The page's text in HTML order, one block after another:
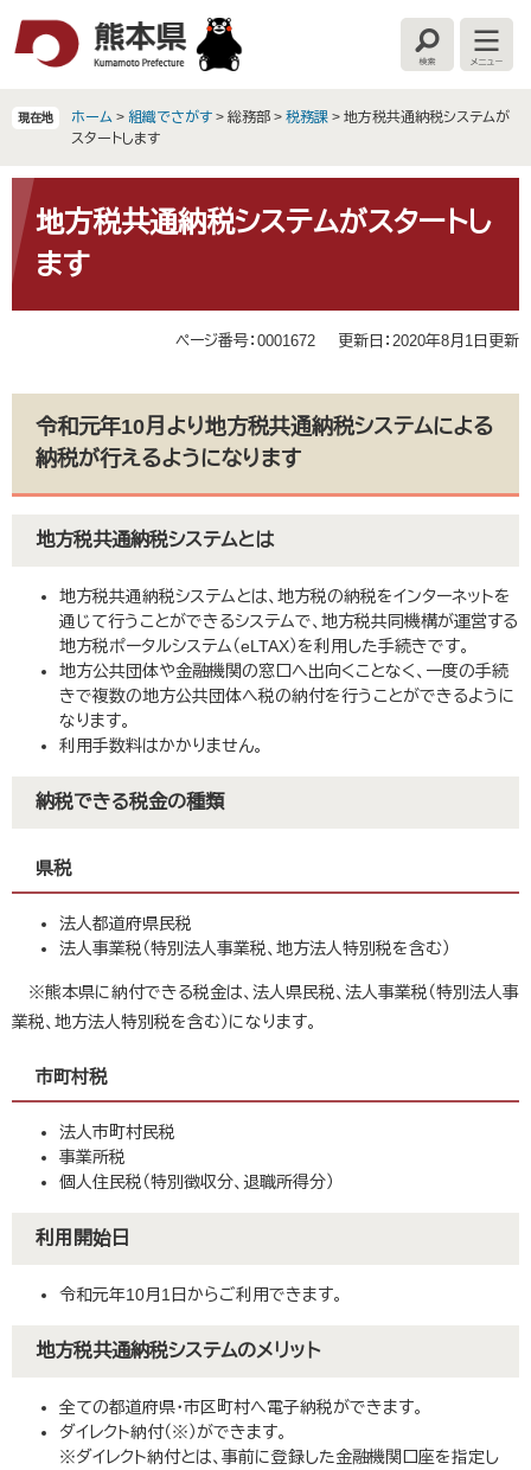
文
へ
検
索
メ
ニ
ー
現在地 ホーム > 組織でさがす > 総務部 > 税務課 > 地方税共通納税システムが
スタートします
文 地方税共通納税システムがスタートし
ます
ページ番号：0001672 更新日：2020年8月1日更新
令和元年10月より地方税共通納税システムによる
納税が行えるようになります
地方税共通納税システムとは
地方税共通納税システムとは、地方税の納税をインターネットを
通じて行うことができるシステムで、地方税共同機構が運営する
地方税ポータルシステム（eLTAX）を利用した手続きです。
地方公共団体や金融機関の窓口へ出向くことなく、一度の手続
きで複数の地方公共団体へ税の納付を行うことができるように
なります。
利用手数料はかかりません。
納税できる税金の種類
県税
法人都道府県民税
法人事業税（特別法人事業税、地方法人特別税を含む）
※熊本県に納付できる税金は、法人県民税、法人事業税（特別法人事
業税、地方法人特別税を含む）になります。
市町村税
法人市町村民税
事業所税
個人住民税（特別徴収分、退職所得分）
利用開始日
令和元年10月1日からご利用できます。
地方税共通納税システムのメリット
全ての都道府県・市区町村へ電子納税ができます。
ダイレクト納付（※）ができます。
※ダイレクト納付とは、事前に登録した金融機関口座を指定し